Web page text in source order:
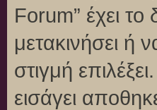
Forum” έχει
μετακινήσει ή
στιγμή
εισάγει